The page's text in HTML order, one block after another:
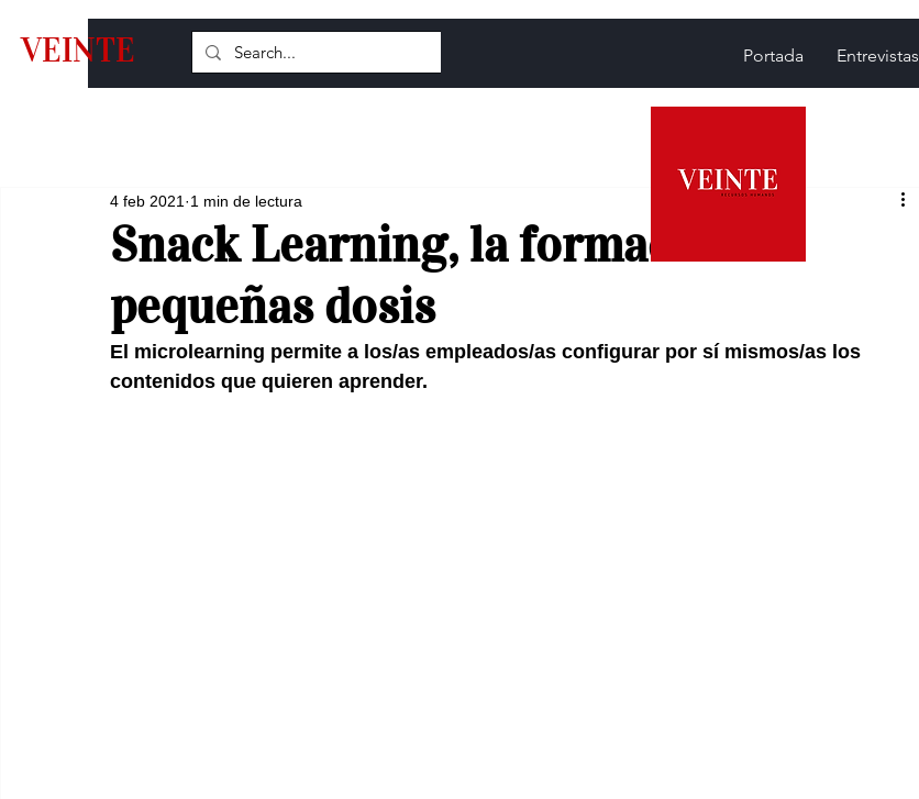
VEINTE Portada Entrevistas
Snack Learning, la formación en
pequeñas dosis
4 feb 2021 1 min de lectura
El microlearning permite a los/as empleados/as configurar por sí mismos/as los
contenidos que quieren aprender.